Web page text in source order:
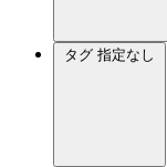
タグ 指定なし